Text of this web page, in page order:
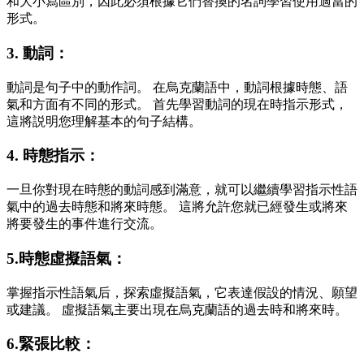
形式。
3. 動詞：
動詞是句子中的動作詞。 在烏克蘭語中，動詞根據時態、語
氣和方面有不同的形式。 首先學習動詞的現在時指示形式，
這將説明您理解基本的句子結構。
4. 時態指示：
一旦你對現在時態的動詞感到滿意，就可以繼續學習指示性語
氣中的過去時態和將來時態。 這將允許您就已經發生或將來
將要發生的事件進行交流。
5.時態虛擬語氣：
掌握指示性語氣后，探索虛擬語氣，它表達假設的情況、願望
或建議。 虛擬語氣主要出現在烏克蘭語的過去時和將來時。
6.緊張比較：